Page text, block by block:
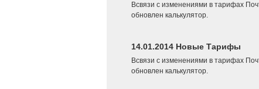
Всвязи с изменениями в тарифах
обновлен калькулятор.
14.01.2014 Новые Тарифы
Всвязи с изменениями в тарифах
обновлен калькулятор.